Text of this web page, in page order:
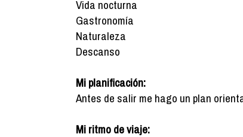
Vida nocturna
Gastronomía
Naturaleza
Descanso
Mi planificación:
Antes de salir me hago un plan
Mi ritmo de viaje: